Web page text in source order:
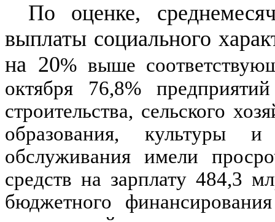
По оценке,
выплаты социального
на 20%выше
октября 76,8%
строительства, сельского
образования, культуры
обслуживания имели
средств на зарплату484,3
бюджетного финансирования